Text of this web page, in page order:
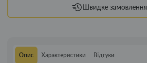
Швидке замовлення
Опис Характеристики Відгуки